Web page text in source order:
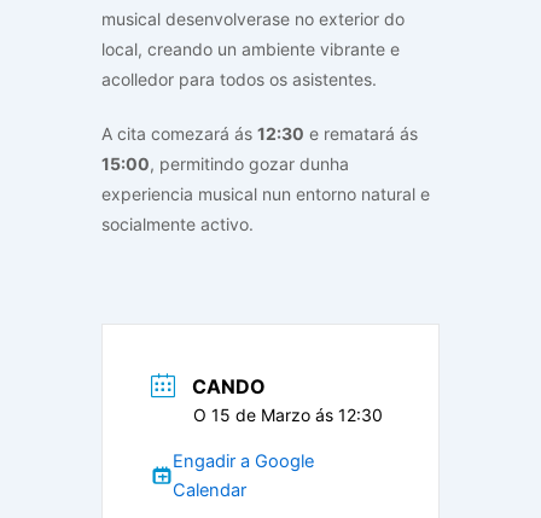
musical desenvolverase no exterior do
local, creando un ambiente vibrante e
acolledor para todos os asistentes.
A cita comezará ás 12:30 e rematará ás
15:00, permitindo gozar dunha
experiencia musical nun entorno natural e
socialmente activo.
CANDO
O 15 de Marzo ás 12:30
Engadir a Google
Calendar